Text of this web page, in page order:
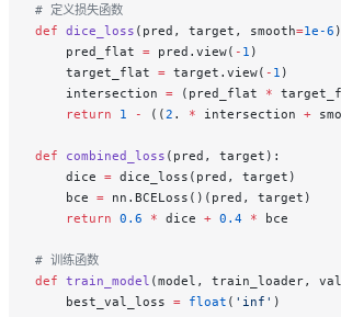
# 定义损失函数
def dice_loss (pred, target, smooth=1e-6
    pred_flat
= pred.view( - 1 )
    target_flat
= target.view( - 1 )
    intersection
= (pred_flat *
    return
1 - ((2 . * intersection +
def combined_loss (pred, target):
    dice
= dice_loss(pred, target)
    bce
= nn.BCELoss()(pred, target)
    return
0.6 * dice + 0.4 * bce
# 训练函数
def train_model (model, train_loader,
    best_val_loss
= float ( 'inf' )